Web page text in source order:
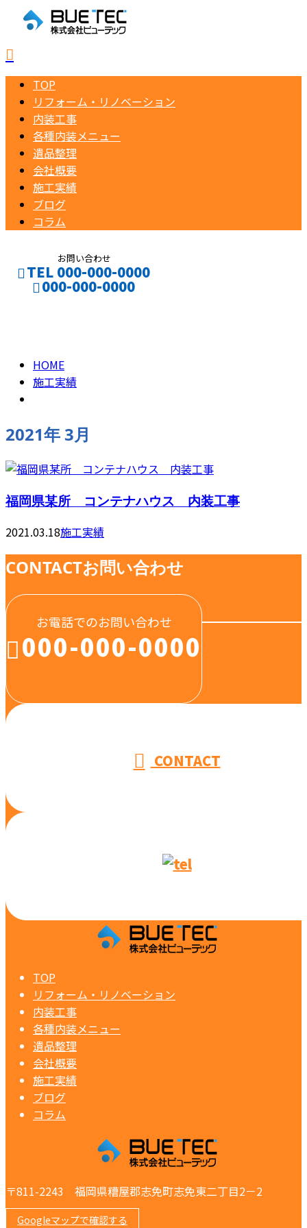
TOP
リフォーム・リノベーション
内装工事
各種内装メニュー
遺品整理
会社概要
施工実績
ブログ
コラム
お問い合わせ
TEL 000-000-0000
000-000-0000
HOME
施工実績
2021年 3月
福岡県某所 コンテナハウス 内装工事
2021.03.18施工実績
CONTACTお問い合わせ
お電話でのお問い合わせ
000-000-0000
CONTACT
TOP
リフォーム・リノベーション
内装工事
各種内装メニュー
遺品整理
会社概要
施工実績
ブログ
コラム
〒811-2243 福岡県糟屋郡志免町志免東二丁目2－2
Googleマップで確認する